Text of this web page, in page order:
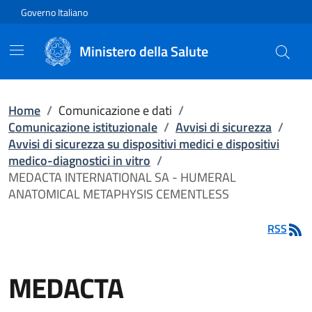
Vai direttamente al contenuto
Governo Italiano
Ministero della Salute
Home / Comunicazione e dati /
Comunicazione istituzionale / Avvisi di sicurezza /
Avvisi di sicurezza su dispositivi medici e dispositivi
medico-diagnostici in vitro /
MEDACTA INTERNATIONAL SA - HUMERAL
ANATOMICAL METAPHYSIS CEMENTLESS
RSS
MEDACTA